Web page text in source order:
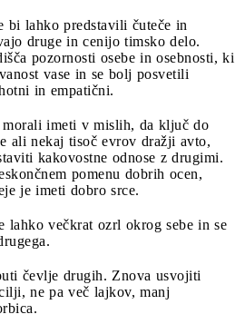
bi lahko predstavili čuteče in
druge in cenijo timsko delo.
pozornosti osebe in osebnosti, ki
vase in se bolj posvetili
in empatični.
imeti v mislih, da ključ do
ali nekaj tisoč evrov dražji avto,
kakovostne odnose z drugimi.
pomenu dobrih ocen,
je imeti dobro srce.
lahko večkrat ozrl okrog sebe in se
čevlje drugih. Znova usvojiti
ne pa več lajkov, manj